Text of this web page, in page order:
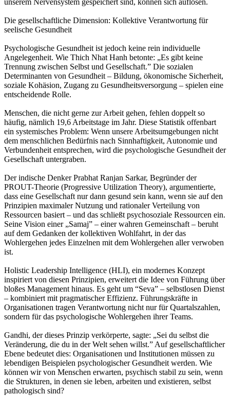
unserem Nervensystem gespeichert sind, können sich auflösen.
Die gesellschaftliche Dimension: Kollektive Verantwortung für
seelische Gesundheit
Psychologische Gesundheit ist jedoch keine rein individuelle
Angelegenheit. Wie Thich Nhat Hanh betonte: „Es gibt keine
Trennung zwischen Selbst und Gesellschaft.” Die sozialen
Determinanten von Gesundheit – Bildung, ökonomische Sicherheit,
soziale Kohäsion, Zugang zu Gesundheitsversorgung – spielen eine
entscheidende Rolle.
Menschen, die nicht gerne zur Arbeit gehen, fehlen doppelt so
häufig, nämlich 19,6 Arbeitstage im Jahr. Diese Statistik offenbart
ein systemisches Problem: Wenn unsere Arbeitsumgebungen nicht
dem menschlichen Bedürfnis nach Sinnhaftigkeit, Autonomie und
Verbundenheit entsprechen, wird die psychologische Gesundheit der
Gesellschaft untergraben.
Der indische Denker Prabhat Ranjan Sarkar, Begründer der
PROUT-Theorie (Progressive Utilization Theory), argumentierte,
dass eine Gesellschaft nur dann gesund sein kann, wenn sie auf den
Prinzipien maximaler Nutzung und rationaler Verteilung von
Ressourcen basiert – und das schließt psychosoziale Ressourcen ein.
Seine Vision einer „Samaj” – einer wahren Gemeinschaft – beruht
auf dem Gedanken der kollektiven Wohlfahrt, in der das
Wohlergehen jedes Einzelnen mit dem Wohlergehen aller verwoben
ist.
Holistic Leadership Intelligence (HLI), ein modernes Konzept
inspiriert von diesen Prinzipien, erweitert die Idee von Führung über
bloßes Management hinaus. Es geht um “Seva” – selbstlosen Dienst
– kombiniert mit pragmatischer Effizienz. Führungskräfte in
Organisationen tragen Verantwortung nicht nur für Quartalszahlen,
sondern für das psychologische Wohlergehen ihrer Teams.
Gandhi, der dieses Prinzip verkörperte, sagte: „Sei du selbst die
Veränderung, die du in der Welt sehen willst.” Auf gesellschaftlicher
Ebene bedeutet dies: Organisationen und Institutionen müssen zu
lebendigen Beispielen psychologischer Gesundheit werden. Wie
können wir von Menschen erwarten, psychisch stabil zu sein, wenn
die Strukturen, in denen sie leben, arbeiten und existieren, selbst
pathologisch sind?